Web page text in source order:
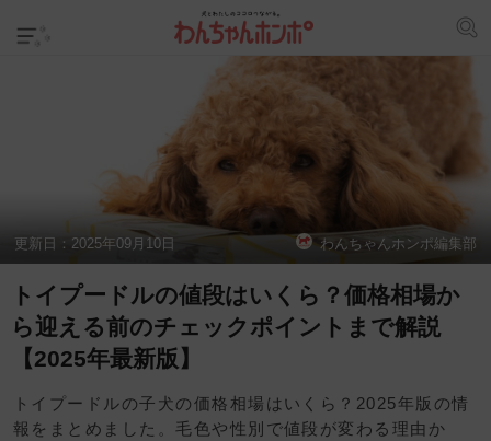
更新日： 2025年09月10日 わんちゃんホンポ編集部
トイプードルの値段はいくら？価格相場か
ら迎える前のチェックポイントまで解説
【2025年最新版】
トイプードルの子犬の価格相場はいくら？2025年版の情
報をまとめました。毛色や性別で値段が変わる理由か